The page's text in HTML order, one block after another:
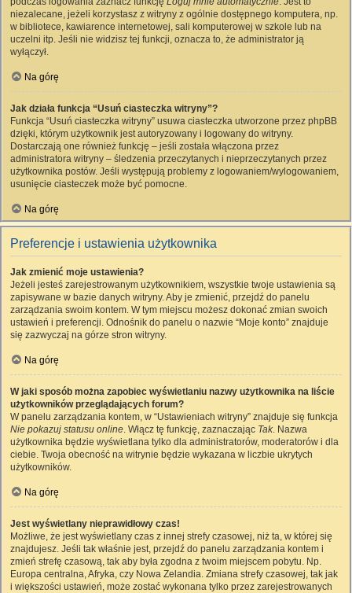
niezalecane, jeżeli korzystasz z witryny z ogólnie dostępnego komputera, np.
w bibliotece, kawiarence internetowej, sali komputerowej w szkole lub na
uczelni itp. Jeśli nie widzisz tej funkcji, oznacza to, że administrator ją
wyłączył.
Na górę
Jak działa funkcja “Usuń ciasteczka witryny”?
Funkcja “Usuń ciasteczka witryny” usuwa ciasteczka utworzone przez phpBB
dzięki, którym użytkownik jest autoryzowany i logowany do witryny.
Dostarczają one również funkcję – jeśli została włączona przez
administratora witryny – śledzenia przeczytanych i nieprzeczytanych przez
użytkownika postów. Jeśli występują problemy z logowaniem/wylogowaniem,
usunięcie ciasteczek może być pomocne.
Na górę
Preferencje i ustawienia użytkownika
Jak zmienić moje ustawienia?
Jeżeli jesteś zarejestrowanym użytkownikiem, wszystkie twoje ustawienia są
zapisywane w bazie danych witryny. Aby je zmienić, przejdź do panelu
zarządzania swoim kontem. W tym miejscu możesz dokonać zmian swoich
ustawień i preferencji. Odnośnik do panelu o nazwie “Moje konto” znajduje
się zazwyczaj na górze stron witryny.
Na górę
W jaki sposób można zapobiec wyświetlaniu nazwy użytkownika na liście
użytkowników przeglądających forum?
W panelu zarządzania kontem, w “Ustawieniach witryny” znajduje się funkcja
Nie pokazuj statusu online. Włącz tę funkcję, zaznaczając Tak. Nazwa
użytkownika będzie wyświetlana tylko dla administratorów, moderatorów i dla
ciebie. Twoja obecność na witrynie będzie wykazana w liczbie ukrytych
użytkowników.
Na górę
Jest wyświetlany nieprawidłowy czas!
Możliwe, że jest wyświetlany czas z innej strefy czasowej, niż ta, w której się
znajdujesz. Jeśli tak właśnie jest, przejdź do panelu zarządzania kontem i
zmień strefę czasową, tak aby była zgodna z twoim miejscem pobytu. Np.
Europa centralna, Afryka, czy Nowa Zelandia. Zmiana strefy czasowej, tak jak
i większości ustawień, może zostać wykonana tylko przez zarejestrowanych